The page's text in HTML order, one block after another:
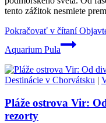
tento zážitok nesmiete
Pokračovať v čítaní
Aquarium Pula
Destinácie v Chorvátsku |
Pláže ostrova Vir:
rezorty